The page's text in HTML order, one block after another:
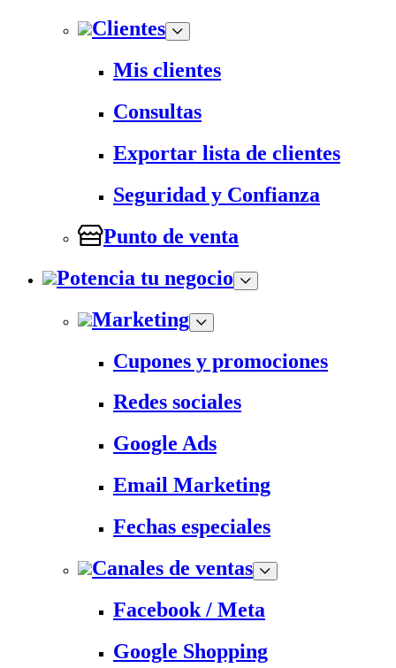
Clientes
Mis clientes
Consultas
Exportar lista de clientes
Seguridad y Confianza
Punto de venta
Potencia tu negocio
Marketing
Cupones y promociones
Redes sociales
Google Ads
Email Marketing
Fechas especiales
Canales de ventas
Facebook / Meta
Google Shopping